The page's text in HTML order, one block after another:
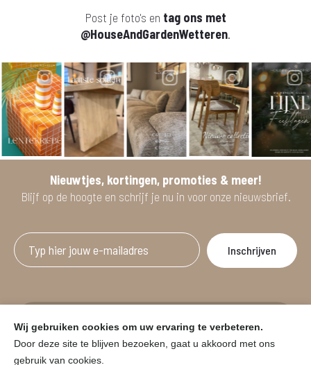
Post je foto's en tag ons met
@HouseAndGardenWetteren.
Nieuwtjes, kortingen, promoties & meer!
Blijf op de hoogte en schrijf je nu in voor onze nieuwsbrief.
vanaf minimum 2 willekeurige artikelen.
Wij gebruiken cookies om uw ervaring te verbeteren.
Door deze site te blijven bezoeken, gaat u akkoord met ons
gebruik van cookies.